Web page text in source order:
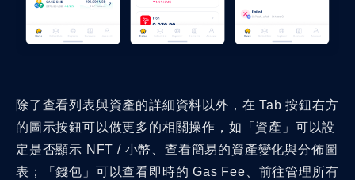
除了查看列表與資產的詳細資料以外，在 Tab 按鈕右方
的圖示按鈕可以做更多的相關操作，如「資產」可以設
定是否顯示 NFT / 小幣、查看簡易的資產變化與分佈圖
表；「錢包」可以查看即時的 Gas Fee、前往管理所有